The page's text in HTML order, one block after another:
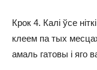
Крок 4. Калі ўсе
клеем па тых
амаль гатовы і яго